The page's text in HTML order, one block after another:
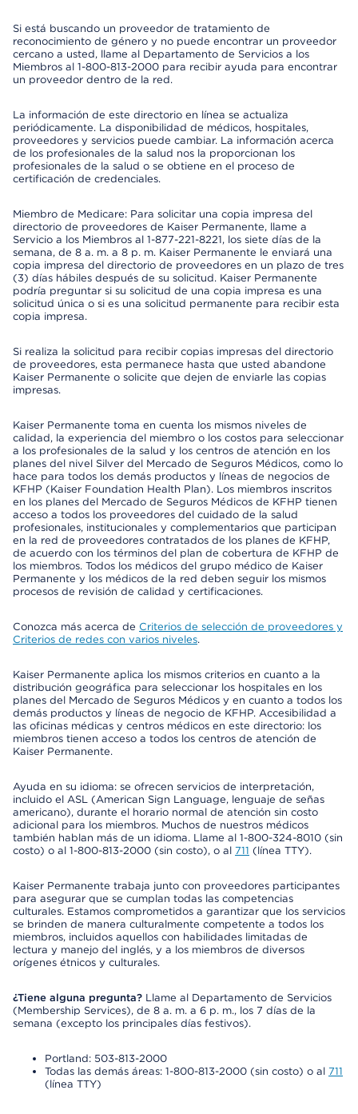
Si está buscando un proveedor de tratamiento de
reconocimiento de género y no puede encontrar un proveedor
cercano a usted, llame al Departamento de Servicios a los
Miembros al 1-800-813-2000 para recibir ayuda para encontrar
un proveedor dentro de la red.
La información de este directorio en línea se actualiza
periódicamente. La disponibilidad de médicos, hospitales,
proveedores y servicios puede cambiar. La información acerca
de los profesionales de la salud nos la proporcionan los
profesionales de la salud o se obtiene en el proceso de
certificación de credenciales.
Miembro de Medicare: Para solicitar una copia impresa del
directorio de proveedores de Kaiser Permanente, llame a
Servicio a los Miembros al 1-877-221-8221, los siete días de la
semana, de 8 a. m. a 8 p. m. Kaiser Permanente le enviará una
copia impresa del directorio de proveedores en un plazo de tres
(3) días hábiles después de su solicitud. Kaiser Permanente
podría preguntar si su solicitud de una copia impresa es una
solicitud única o si es una solicitud permanente para recibir esta
copia impresa.
Si realiza la solicitud para recibir copias impresas del directorio
de proveedores, esta permanece hasta que usted abandone
Kaiser Permanente o solicite que dejen de enviarle las copias
impresas.
Kaiser Permanente toma en cuenta los mismos niveles de
calidad, la experiencia del miembro o los costos para seleccionar
a los profesionales de la salud y los centros de atención en los
planes del nivel Silver del Mercado de Seguros Médicos, como lo
hace para todos los demás productos y líneas de negocios de
KFHP (Kaiser Foundation Health Plan). Los miembros inscritos
en los planes del Mercado de Seguros Médicos de KFHP tienen
acceso a todos los proveedores del cuidado de la salud
profesionales, institucionales y complementarios que participan
en la red de proveedores contratados de los planes de KFHP,
de acuerdo con los términos del plan de cobertura de KFHP de
los miembros. Todos los médicos del grupo médico de Kaiser
Permanente y los médicos de la red deben seguir los mismos
procesos de revisión de calidad y certificaciones.
Conozca más acerca de Criterios de selección de proveedores y
Criterios de redes con varios niveles.
Kaiser Permanente aplica los mismos criterios en cuanto a la
distribución geográfica para seleccionar los hospitales en los
planes del Mercado de Seguros Médicos y en cuanto a todos los
demás productos y líneas de negocio de KFHP. Accesibilidad a
las oficinas médicas y centros médicos en este directorio: los
miembros tienen acceso a todos los centros de atención de
Kaiser Permanente.
Ayuda en su idioma: se ofrecen servicios de interpretación,
incluido el ASL (American Sign Language, lenguaje de señas
americano), durante el horario normal de atención sin costo
adicional para los miembros. Muchos de nuestros médicos
también hablan más de un idioma. Llame al 1-800-324-8010 (sin
costo) o al 1-800-813-2000 (sin costo), o al 711 (línea TTY).
Kaiser Permanente trabaja junto con proveedores participantes
para asegurar que se cumplan todas las competencias
culturales. Estamos comprometidos a garantizar que los servicios
se brinden de manera culturalmente competente a todos los
miembros, incluidos aquellos con habilidades limitadas de
lectura y manejo del inglés, y a los miembros de diversos
orígenes étnicos y culturales.
¿Tiene alguna pregunta? Llame al Departamento de Servicios
(Membership Services), de 8 a. m. a 6 p. m., los 7 días de la
semana (excepto los principales días festivos).
Portland: 503-813-2000
Todas las demás áreas: 1-800-813-2000 (sin costo) o al 711
(línea TTY)